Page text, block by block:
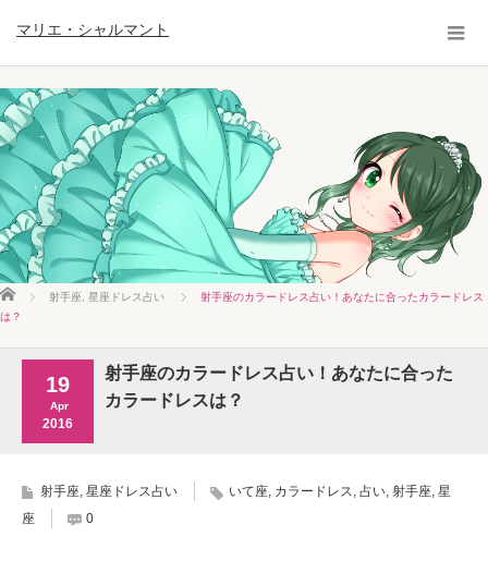
マリエ・シャルマント
ホーム 射手座 星座ドレス占い
射手座のカラードレス占い！あなたに合ったカラードレス
は？
19
Apr
2016
射手座のカラードレス占い！あなたに合った
カラードレスは？
射手座, 星座ドレス占い いて座, カラードレス, 占い, 射手座, 星
座
0